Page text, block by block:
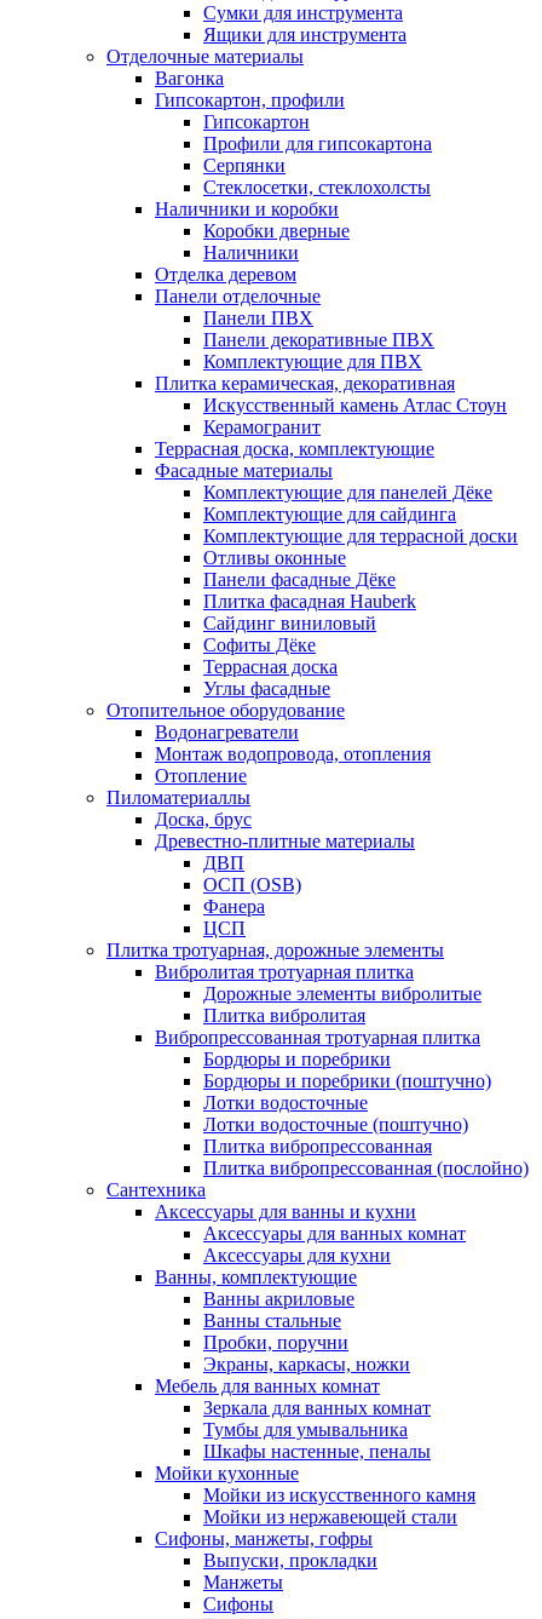
Сумки для инструмента
Ящики для инструмента
Отделочные материалы
Вагонка
Гипсокартон, профили
Гипсокартон
Профили для гипсокартона
Серпянки
Стеклосетки, стеклохолсты
Наличники и коробки
Коробки дверные
Наличники
Отделка деревом
Панели отделочные
Панели ПВХ
Панели декоративные ПВХ
Комплектующие для ПВХ
Плитка керамическая, декоративная
Искусственный камень Атлас Стоун
Керамогранит
Террасная доска, комплектующие
Фасадные материалы
Комплектующие для панелей Дёке
Комплектующие для сайдинга
Комплектующие для террасной доски
Отливы оконные
Панели фасадные Дёке
Плитка фасадная Hauberk
Сайдинг виниловый
Софиты Дёке
Террасная доска
Углы фасадные
Отопительное оборудование
Водонагреватели
Монтаж водопровода, отопления
Отопление
Пиломатериаллы
Доска, брус
Древестно-плитные материалы
ДВП
ОСП (OSB)
Фанера
ЦСП
Плитка тротуарная, дорожные элементы
Вибролитая тротуарная плитка
Дорожные элементы вибролитые
Плитка вибролитая
Вибропрессованная тротуарная плитка
Бордюры и поребрики
Бордюры и поребрики (поштучно)
Лотки водосточные
Лотки водосточные (поштучно)
Плитка вибропрессованная
Плитка вибропрессованная (послойно)
Сантехника
Аксессуары для ванны и кухни
Аксессуары для ванных комнат
Аксессуары для кухни
Ванны, комплектующие
Ванны акриловые
Ванны стальные
Пробки, поручни
Экраны, каркасы, ножки
Мебель для ванных комнат
Зеркала для ванных комнат
Тумбы для умывальника
Шкафы настенные, пеналы
Мойки кухонные
Мойки из искусственного камня
Мойки из нержавеющей стали
Сифоны, манжеты, гофры
Выпуски, прокладки
Манжеты
Сифоны